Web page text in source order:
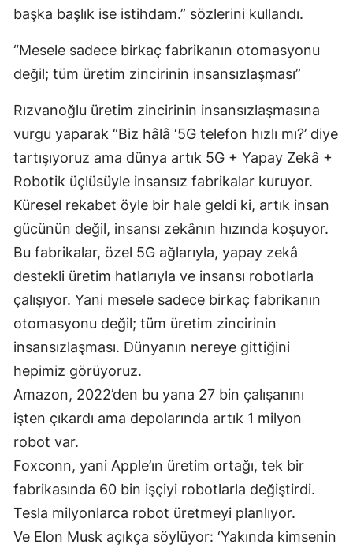
başka başlık ise istihdam.” sözlerini kullandı.
“Mesele sadece birkaç fabrikanın otomasyonu
değil; tüm üretim zincirinin insansızlaşması”
Rızvanoğlu üretim zincirinin insansızlaşmasına
vurgu yaparak “Biz hâlâ ‘5G telefon hızlı mı?’ diye
tartışıyoruz ama dünya artık 5G + Yapay Zekâ +
Robotik üçlüsüyle insansız fabrikalar kuruyor.
Küresel rekabet öyle bir hale geldi ki, artık insan
gücünün değil, insansı zekânın hızında koşuyor.
Bu fabrikalar, özel 5G ağlarıyla, yapay zekâ
destekli üretim hatlarıyla ve insansı robotlarla
çalışıyor. Yani mesele sadece birkaç fabrikanın
otomasyonu değil; tüm üretim zincirinin
insansızlaşması. Dünyanın nereye gittiğini
hepimiz görüyoruz.
Amazon, 2022’den bu yana 27 bin çalışanını
işten çıkardı ama depolarında artık 1 milyon
robot var.
Foxconn, yani Apple’ın üretim ortağı, tek bir
fabrikasında 60 bin işçiyi robotlarla değiştirdi.
Tesla milyonlarca robot üretmeyi planlıyor.
Ve Elon Musk açıkça söylüyor: ‘Yakında kimsenin